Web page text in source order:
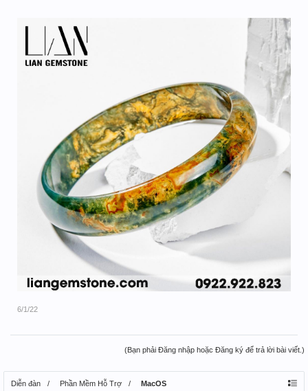
6/1/22
(Bạn phải Đăng nhập hoặc Đăng ký để trả lời bài viết.)
Diễn đàn Phần Mềm Hỗ Trợ MacOS